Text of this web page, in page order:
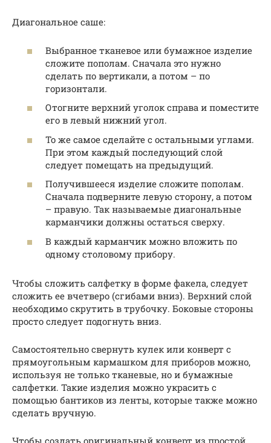
Диагональное саше:
Выбранное тканевое или бумажное изделие
сложите пополам. Сначала это нужно
сделать по вертикали, а потом – по
горизонтали.
Отогните верхний уголок справа и поместите
его в левый нижний угол.
То же самое сделайте с остальными углами.
При этом каждый последующий слой
следует помещать на предыдущий.
Получившееся изделие сложите пополам.
Сначала подверните левую сторону, а потом
– правую. Так называемые диагональные
карманчики должны остаться сверху.
В каждый карманчик можно вложить по
одному столовому прибору.
Чтобы сложить салфетку в форме факела, следует
сложить ее вчетверо (сгибами вниз). Верхний слой
необходимо скрутить в трубочку. Боковые стороны
просто следует подогнуть вниз.
Самостоятельно свернуть кулек или конверт с
прямоугольным кармашком для приборов можно,
используя не только тканевые, но и бумажные
салфетки. Такие изделия можно украсить с
помощью бантиков из ленты, которые также можно
сделать вручную.
Чтобы создать оригинальный конверт из простой